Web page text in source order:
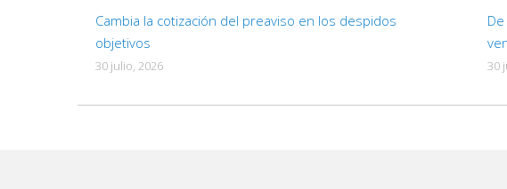
Cambia la cotización del preaviso en los despidos
objetivos
30 julio, 2026 30